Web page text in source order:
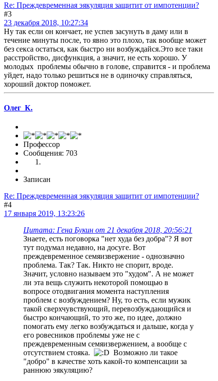
Re: Преждевременная эякуляция защитит от импотенции?
#3
23 декабря 2018, 10:27:34
Ну так если он кончает, не успев засунуть в даму или в
течение минуты после, то явно это плохо, так вообще может
без секса остаться, как быстро ни возбуждайся.Это все таки
расстройство, дисфункция, а значит, не есть хорошо. У
молодых проблемы обычно в голове, справится - и проблема
уйдет, надо только решиться не в одиночку справляться,
хороший доктор поможет.
Олег_К.
Профессор
Сообщения: 703
Записан
Re: Преждевременная эякуляция защитит от импотенции?
#4
17 января 2019, 13:23:26
Цитата: Гена Букин от 21 декабря 2018, 20:56:21
Знаете, есть поговорка "нет худа без добра"? Я вот
тут подумал недавно, на досуге. Вот
преждевременное семяизвержение - однозначно
проблема. Так? Так. Никто не спорит, вроде.
Значит, условно называем это "худом". А не может
ли эта вещь служить некоторой помощью в
вопросе отодвигания момента наступления
проблем с возбуждением? Ну, то есть, если мужик
такой сверхчувствующий, перевозбуждающийся и
быстро кончающий, то это же, по идее, должно
помогать ему легко возбуждаться и дальше, когда у
его ровесников проблемы уже не с
преждевременным семяизвержением, а вообще с
отсутствием стояка.
Возможно ли такое
"добро" в качестве хоть какой-то компенсации за
раннюю эякуляцию?